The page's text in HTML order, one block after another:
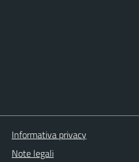
Informativa privacy
Note legali